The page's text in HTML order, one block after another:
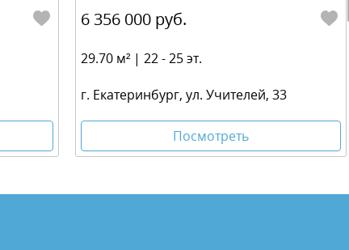
6 356 000 руб.
29.70 м² | 22 - 25 эт.
г. Екатеринбург, ул. Учителей, 33
Посмотреть